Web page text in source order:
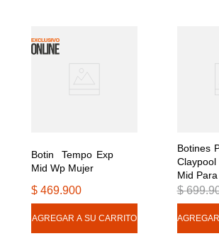
Botin  Tempo Exp
Mid Wp Mujer
$ 469.900
Botines
Mid
$ 699.